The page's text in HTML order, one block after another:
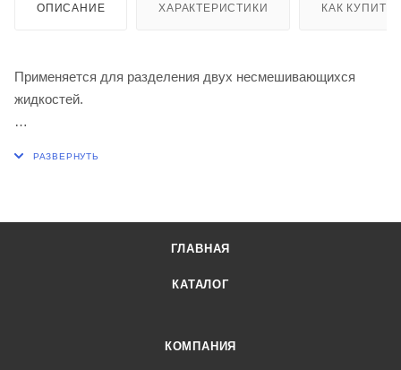
ОПИСАНИЕ ХАРАКТЕРИСТИКИ КАК КУПИТЬ
Применяется для разделения двух несмешивающихся
жидкостей.
ГЛАВНАЯ
КАТАЛОГ
КОМПАНИЯ